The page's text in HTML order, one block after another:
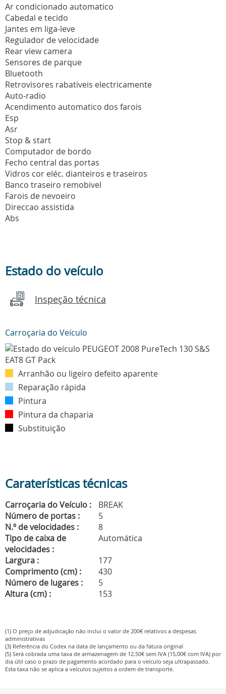
Ar condicionado automatico
Cabedal e tecido
Jantes em liga-leve
Regulador de velocidade
Rear view camera
Sensores de parque
Bluetooth
Retrovisores rabativeis electricamente
Auto-radio
Acendimento automatico dos farois
Esp
Asr
Stop & start
Computador de bordo
Fecho central das portas
Vidros cor eléc. dianteiros e traseiros
Banco traseiro remobivel
Farois de nevoeiro
Direccao assistida
Abs
Estado do veículo
Inspeção técnica
Carroçaria do Veículo
Arranhão ou ligeiro defeito aparente
Reparação rápida
Pintura
Pintura da chaparia
Substituição
Caraterísticas técnicas
Carroçaria do Veículo :
BREAK
Número de portas :
5
N.º de velocidades :
8
Tipo de caixa de
velocidades :
Automática
Largura :
177
Comprimento (cm) :
430
Número de lugares :
5
Altura (cm) :
153
(1) O preço de adjudicação não inclui o valor de 200€ relativos a despesas
administrativas
(3) Referência do Codex na data de lançamento ou da fatura original
(5) Será cobrada uma taxa de armazenagem de 12,50€ sem IVA (15,00€ com IVA) por
dia útil caso o prazo de pagamento acordado para o veículo seja ultrapassado.
Esta taxa não se aplica a veículos sujeitos a ordem de transporte.